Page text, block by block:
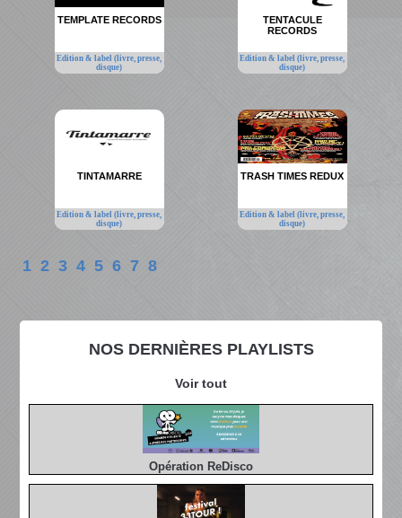
NOS DERNIÈRES PLAYLISTS
Voir tout
Opération ReDisco
TEMPLATE RECORDS
Edition & label (livre, presse,
disque)
TENTACULE
RECORDS
Edition & label (livre, presse,
disque)
TINTAMARRE
Edition & label (livre, presse,
disque)
TRASH TIMES REDUX
Edition & label (livre, presse,
disque)
1 2 3 4 5 6 7 8